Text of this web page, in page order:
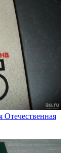
Отечественная